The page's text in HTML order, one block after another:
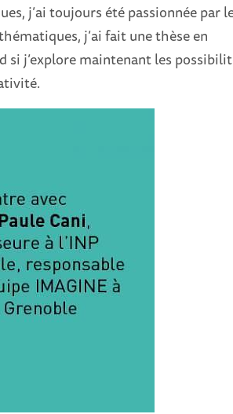
j’ai toujours été passionnée par
j’ai fait une thèse en
si j’explore maintenant les